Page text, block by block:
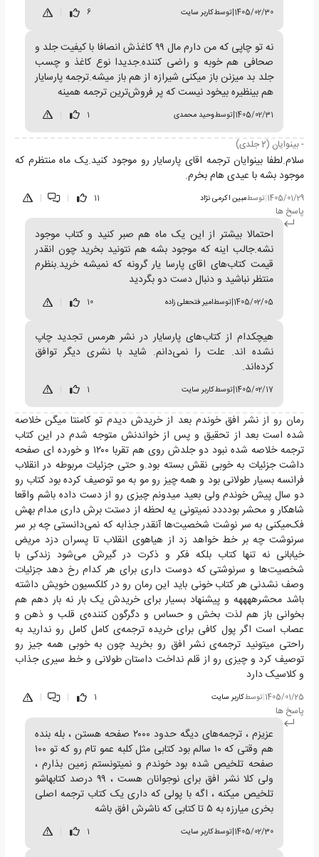
1405/02/30
|توسطکاربر سایت 6
نه تو چاپی که من دارم مال ۹۹ کاغذش انصافا با کیفیت جلد و
صحافی هم خوبه و راضی کننده‌.جدیدا نوع کاغذ و چسب
جلد بد میزنن باز میکنی شیرازه از هم باز میشه.ترجمه پارسایار
هم بینظیره بیخود نیست که پر فروش‌ترین ترجمه همینه
1405/02/31
|توسطوحید محمدی 1
- بینوایان (2 جلدی)
سلام.لطفا بینوایان ترجمه اقای پارسایار رو موجود کنید.یک ماه منتظرم که
موجود بشه با عیدی هام بخرم.
1405/01/29
|توسطمبین اکرمی نژاد 11
|
|
پاسخ ها
احتمالا بیشتر از این یک ماه هم صبر کنید و کتاب موجود
نشه.جالب اینه که موجود بشه هم نتونید بخرید چون انقدر
قیمت کتاب‌های اقای پارسا یار گرونه که نمیشه خرید.بنظرم
منتظر نباشید و دنبال دست دو بگردید
1405/02/05
|توسطامیر فتحعلی زاده 10
هیچکدام از کتاب‌های پارسایار در نشر هرمس تجدید چاپ
نشده اند. علت را نمی‌دانم. شاید با نشری دیگر توافق
کرده‌اند.
1405/02/17
|توسطکاربر سایت 1
رمان رو از نشر افق خوندم بعد از خریدش دیدم تو کامنتا میگن خلاصه
شده است بعد از تحقیق و پس از خواندنش متوجه شدم در این کتاب
ترجمه خلاصه شده نبود دو جلدش روی هم تقربا ۱۲۰۰ و خورده ای صفحه
داشت جزئیات به خوبی نقش بسته بود.و حتی جزئیات مربوطه در انقلاب
فرانسه بسیار طولانی بود و همه چیز رو مو به مو توصیف کرده بود کتاب رو
دو سال پیش خوندم ولی بعید میدونم چیزی رو از دست داده باشم واقعا
شاهکار و محشر بودددد نمیتونی یه لحظه از دستت برش داری مدام بهش
فک‌میکنی به سر نوشت شخصیت‌ها آنقدر جذابه که نمی‌دانستی چه بر سر
سرنوشت چه بر خط خواهد زد از هیاهوی انقلاب تا پسران دزد مریض
خیابانی نه تنها کتاب بلکه فکر و ذکرت در گیرش می‌شود زندکی با
شخصیت‌ها و سرنوشتی که دوست داری برای هر کدام رخ دهد جزئیات
وصف نشدنی هر کتاب خونی باید این رمان رو در کلکسیون خویش داشته
باشد محشرههههه و پیشنهاد بسیار برای خریدش یک بار نه بار دهم هم
بخوانی باز هم لذت بخش و حساس و دگرگون کننده‌ی قلب و ذهن و
عصاب است اگر پول کافی برای خریده ترجمه‌ی کامل کامل رو ندارید به
راحتی میتونید ترجمه‌ی نشر افق رو بخرید چون به خوبی همه جیز رو
توصیف کرد و چیزی رو از قلم نداخت داستان طولانی و خط سیری جذاب
و کلاسیک دارد
1405/01/25 توسطکاربر سایت 1
پاسخ ها
عزیزم ، ترجمه‌های دیگه حدود ۲۰۰۰ صفحه هستن ، بله بنده
هم وقتی که ۱۰ سالم بود کتابی مثل کلبه عمو تام رو که تو ۱۰۰
صفحه تلخیص شده بود خوندم و نمیتونستم زمین بذارم ،
ولی کلا نشر افق برای نوجوانان هست ، ۹۹ درصد کتابهاشو
تلخیص میکنه ، اگه با پولی که داری یک کتاب ترجمه اصلی
بخری میارزه به ۵ تا کتابی که ناشرش افق باشه
1405/02/30
|توسطکاربر سایت 1